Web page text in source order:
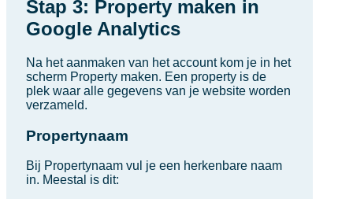
Stap 3: Property maken in
Google Analytics
Na het aanmaken van het account kom je in het
scherm Property maken. Een property is de
plek waar alle gegevens van je website worden
verzameld.
Propertynaam
Bij Propertynaam vul je een herkenbare naam
in. Meestal is dit: